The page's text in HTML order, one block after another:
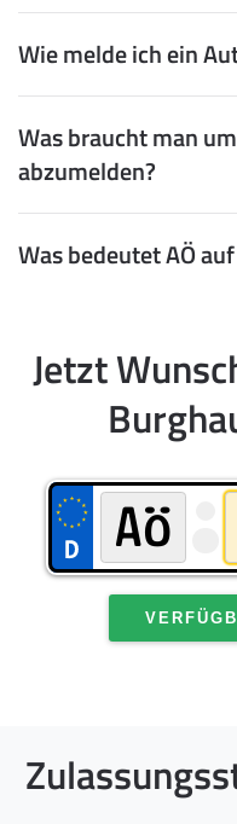
Wie melde ich ein
Was braucht man
abzumelden?
Was bedeutet AÖ
Jetzt